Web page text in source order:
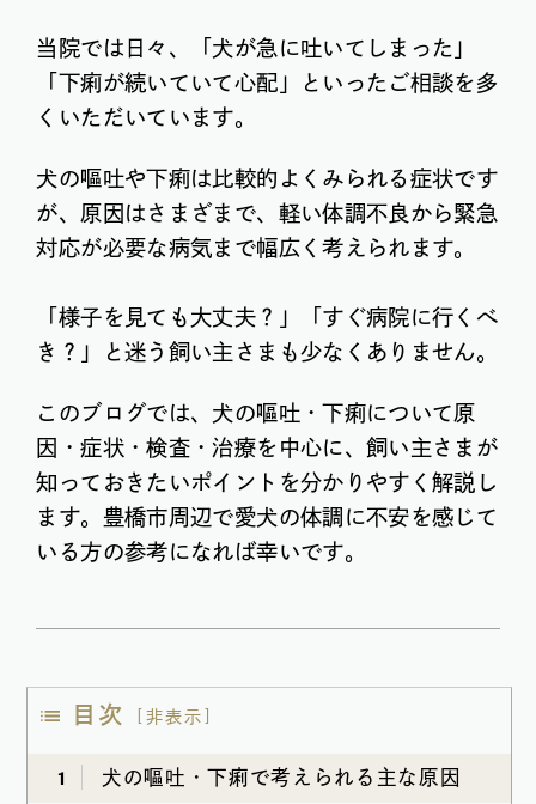
当院では日々、「犬が急に吐いてしまった」
「下痢が続いていて心配」といったご相談を多
くいただいています。
犬の嘔吐や下痢は比較的よくみられる症状です
が、原因はさまざまで、軽い体調不良から緊急
対応が必要な病気まで幅広く考えられます。
「様子を見ても大丈夫？」「すぐ病院に行くべ
き？」と迷う飼い主さまも少なくありません。
このブログでは、犬の嘔吐・下痢について原
因・症状・検査・治療を中心に、飼い主さまが
知っておきたいポイントを分かりやすく解説し
ます。豊橋市周辺で愛犬の体調に不安を感じて
いる方の参考になれば幸いです。
目次 非表示
1 犬の嘔吐・下痢で考えられる主な原因